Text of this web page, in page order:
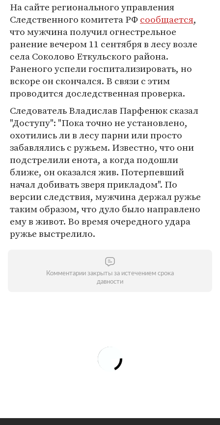
На сайте регионального управления
Следственного комитета РФсообщается,
что мужчина получил огнестрельное
ранение вечером 11 сентября в лесу возле
села Соколово Еткульского района.
Раненого успели госпитализировать, но
вскоре он скончался. В связи с этим
проводится доследственная проверка.
Следователь Владислав Парфенюк сказал
"Доступу": "Пока точно не установлено,
охотились ли в лесу парни или просто
забавлялись с ружьем. Известно, что они
подстрелили енота, а когда подошли
ближе, он оказался жив. Потерпевший
начал добивать зверя прикладом". По
версии следствия, мужчина держал ружье
таким образом, что дуло было направлено
ему в живот. Во время очередного удара
ружье выстрелило.
Комментарии закрыты за истечением срока
давности